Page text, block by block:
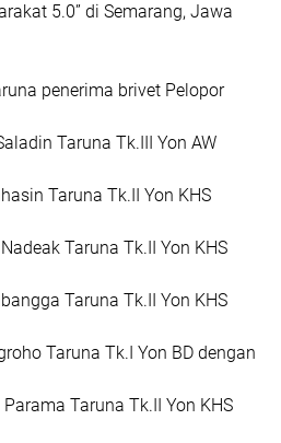
5.0” di Semarang, Jawa
penerima brivet Pelopor
Taruna Tk.III Yon AW
Taruna Tk.II Yon KHS
Taruna Tk.II Yon KHS
Taruna Tk.II Yon KHS
Taruna Tk.I Yon BD dengan
Taruna Tk.II Yon KHS